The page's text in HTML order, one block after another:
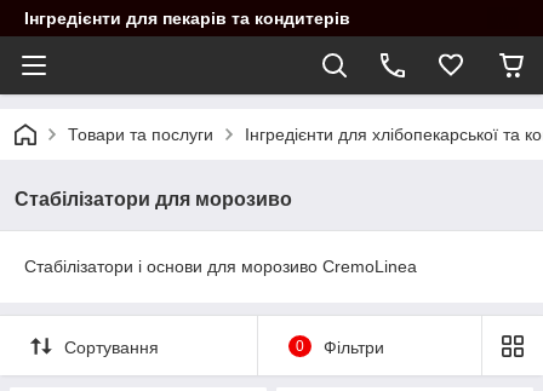
Інгредієнти для пекарів та кондитерів
Товари та послуги Інгредієнти для хлібопекарської та
Стабілізатори для морозиво
Стабілізатори і основи для морозиво CremoLinea
Сортування 0 Фільтри